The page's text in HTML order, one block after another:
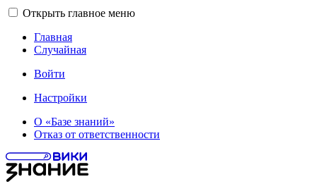
Открыть главное меню
Главная
Случайная
Войти
Настройки
О «Базе знаний»
Отказ от ответственности